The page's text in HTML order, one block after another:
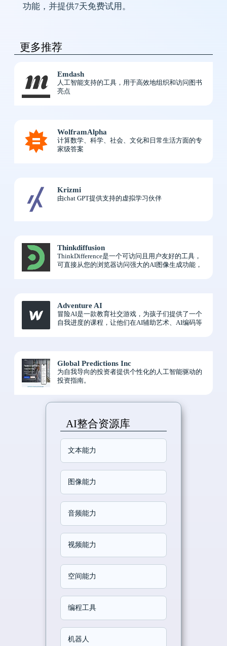
功能，并提供7天免费试用。
更多推荐
Emdash
人工智能支持的工具，用于高效地组织和访问图书
亮点
WolframAlpha
计算数学、科学、社会、文化和日常生活方面的专
家级答案
Krizmi
由chat GPT提供支持的虚拟学习伙伴
Thinkdiffusion
ThinkDifference是一个可访问且用户友好的工具，
可直接从您的浏览器访问强大的AI图像生成功能，
Adventure AI
冒险AI是一款教育社交游戏，为孩子们提供了一个
自我进度的课程，让他们在AI辅助艺术、AI编码等
Global Predictions Inc
为自我导向的投资者提供个性化的人工智能驱动的
投资指南。
AI整合资源库
文本能力
图像能力
音频能力
视频能力
空间能力
编程工具
机器人